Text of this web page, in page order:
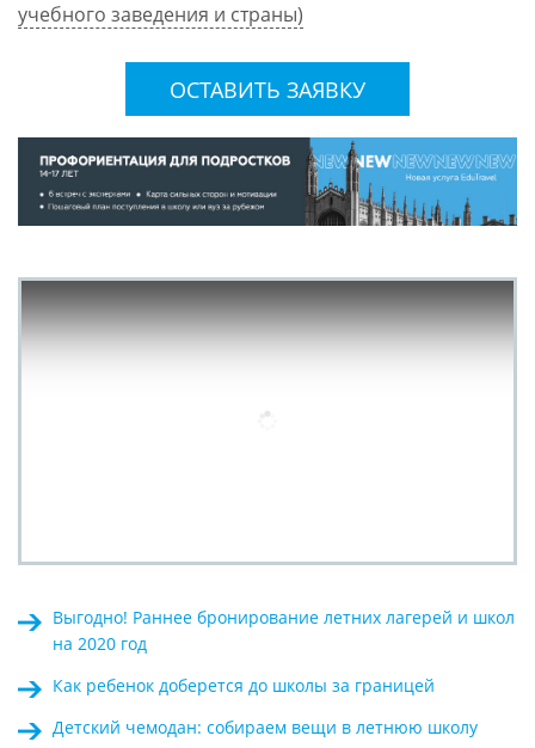
учебного заведения и страны)
ОСТАВИТЬ ЗАЯВКУ
Выгодно! Раннее бронирование летних лагерей и школ
на 2020 год
Как ребенок доберется до школы за границей
Детский чемодан: собираем вещи в летнюю школу